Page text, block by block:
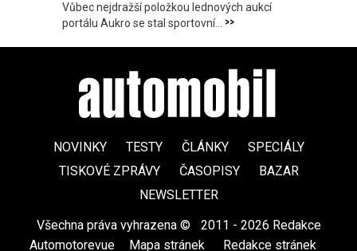
Vůbec nejdražší položkou lednových aukcí
portálu Aukro se stal sportovní... >>
NOVINKY TESTY ČLÁNKY
SPECIÁLY
TISKOVÉ ZPRÁVY
ČASOPISY
BAZAR
NEWSLETTER
Všechna práva vyhrazena ©
2011 - 2026 Redakce
Automotorevue
Mapa stránek Redakce stránek